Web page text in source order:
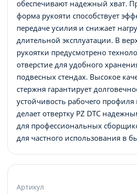
обеспечивают надежный хват.
форма рукояти способствует
передаче усилия и снижает
длительной эксплуатации. В
рукоятки предусмотрено
отверстие для удобного
подвесных стендах. Высокое
стержня гарантирует
устойчивость рабочего профиля
делает отвертку PZ DTC
для профессиональных
для частного использования в
Артикул